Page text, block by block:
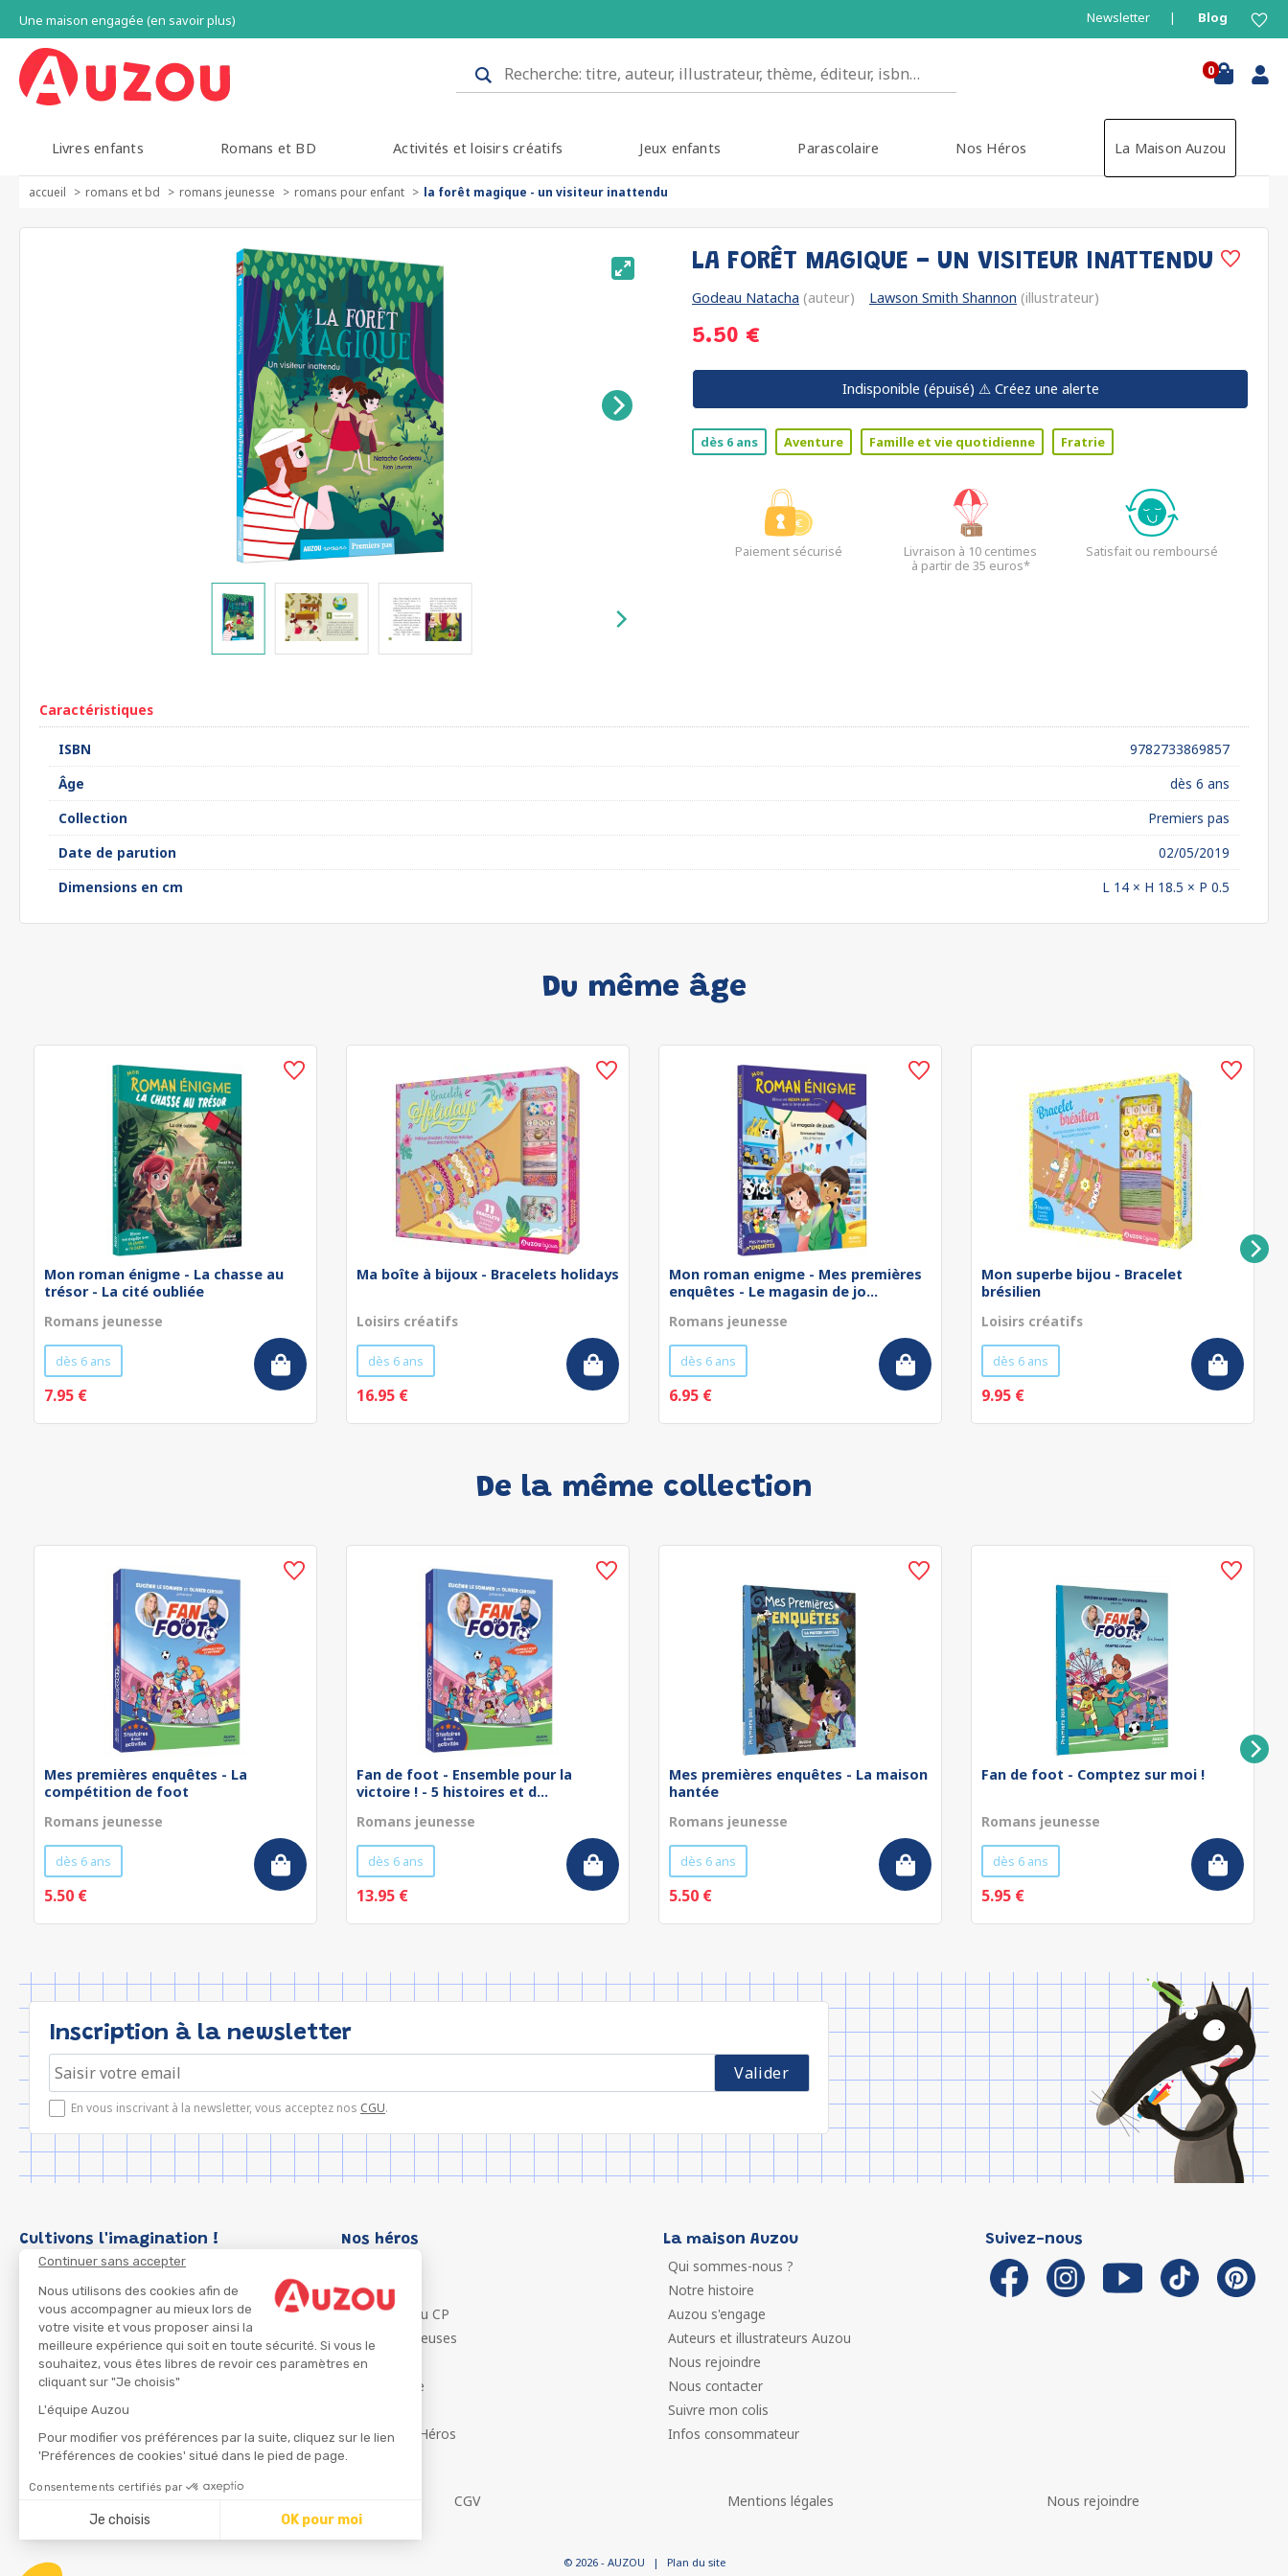
Continuer sans accepter
Nous utilisons des cookies afin de
vous accompagner au mieux lors de
votre visite et vous proposer ainsi la
meilleure expérience qui soit en toute sécurité. Si vous le
souhaitez, vous êtes libres de revoir ces paramètres en
cliquant sur "Je choisis"
L'équipe Auzou
Pour modifier vos préférences par la suite, cliquez sur le lien
'Préférences de cookies' situé dans le pied de page.
Consentements certifiés par
Je choisis OK pour moi
Une maison engagée (en savoir plus) Newsletter Blog
0
Livres enfants Romans et BD Activités et loisirs créatifs Jeux enfants Parascolaire Nos Héros La Maison Auzou
accueil romans et bd romans jeunesse romans pour enfant la forêt magique - un visiteur inattendu
LA FORÊT MAGIQUE - UN VISITEUR INATTENDU
Godeau Natacha (auteur) Lawson Smith Shannon (illustrateur)
5.50 €
Indisponible (épuisé) ⚠️ Créez une alerte
dès 6 ans Aventure Famille et vie quotidienne Fratrie
Paiement sécurisé
Livraison à 10 centimes
à partir de 35 euros*
Satisfait ou remboursé
Caractéristiques
ISBN
9782733869857
Âge
dès 6 ans
Collection
Premiers pas
Date de parution
02/05/2019
Dimensions en cm
L 14 × H 18.5 × P 0.5
Du même âge
Mon roman énigme - La chasse au
trésor - La cité oubliée
Romans jeunesse
dès 6 ans
7.95 €
Ma boîte à bijoux - Bracelets holidays
Loisirs créatifs
dès 6 ans
16.95 €
Mon roman enigme - Mes premières
enquêtes - Le magasin de jo...
Romans jeunesse
dès 6 ans
6.95 €
Mon superbe bijou - Bracelet
brésilien
Loisirs créatifs
dès 6 ans
9.95 €
De la même collection
Mes premières enquêtes - La
compétition de foot
Romans jeunesse
dès 6 ans
5.50 €
Fan de foot - Ensemble pour la
victoire ! - 5 histoires et d...
Romans jeunesse
dès 6 ans
13.95 €
Mes premières enquêtes - La maison
hantée
Romans jeunesse
dès 6 ans
5.50 €
Fan de foot - Comptez sur moi !
Romans jeunesse
dès 6 ans
5.95 €
Inscription à la newsletter
En vous inscrivant à la newsletter, vous acceptez nos CGU.
Cultivons l'imagination ! Nos héros
P'tit Loup
Les Héros du CP
Les Influenceuses
Migali
Petite Taupe
Ma Boîte à Héros
La maison Auzou
Qui sommes-nous ?
Notre histoire
Auzou s'engage
Auteurs et illustrateurs Auzou
Nous rejoindre
Nous contacter
Suivre mon colis
Infos consommateur
Suivez-nous
CGV Mentions légales Nous rejoindre
© 2026 - AUZOU | Plan du site